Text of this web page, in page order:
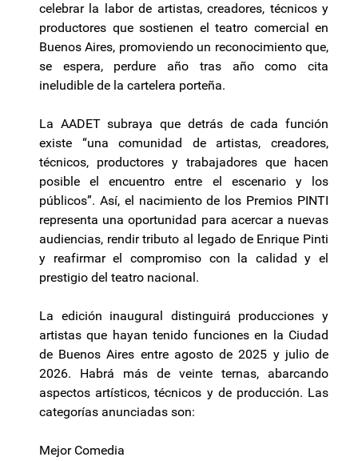
celebrar la labor de artistas, creadores, técnicos y
productores que sostienen el teatro comercial en
Buenos Aires, promoviendo un reconocimiento que,
se espera, perdure año tras año como cita
ineludible de la cartelera porteña.
La AADET subraya que detrás de cada función
existe “una comunidad de artistas, creadores,
técnicos, productores y trabajadores que hacen
posible el encuentro entre el escenario y los
públicos”. Así, el nacimiento de los Premios PINTI
representa una oportunidad para acercar a nuevas
audiencias, rendir tributo al legado de Enrique Pinti
y reafirmar el compromiso con la calidad y el
prestigio del teatro nacional.
La edición inaugural distinguirá producciones y
artistas que hayan tenido funciones en la Ciudad
de Buenos Aires entre agosto de 2025 y julio de
2026. Habrá más de veinte ternas, abarcando
aspectos artísticos, técnicos y de producción. Las
categorías anunciadas son:
Mejor Comedia